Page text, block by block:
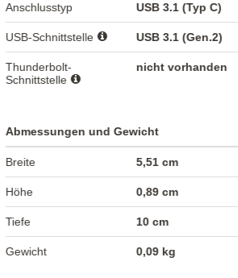
Anschlusstyp USB 3.1 (Typ C)
USB-Schnittstelle USB 3.1 (Gen.2)
Thunderbolt-
Schnittstelle
nicht vorhanden
Abmessungen und Gewicht
Breite 5,51 cm
Höhe 0,89 cm
Tiefe 10 cm
Gewicht 0,09 kg